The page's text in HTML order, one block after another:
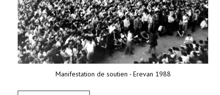
Manifestation de soutien - Erevan 1988